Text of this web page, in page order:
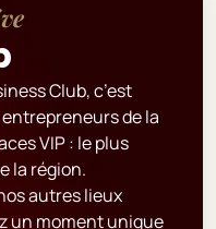
Club, c’est
de la
VIP : le plus
la région.
autres lieux
un moment unique